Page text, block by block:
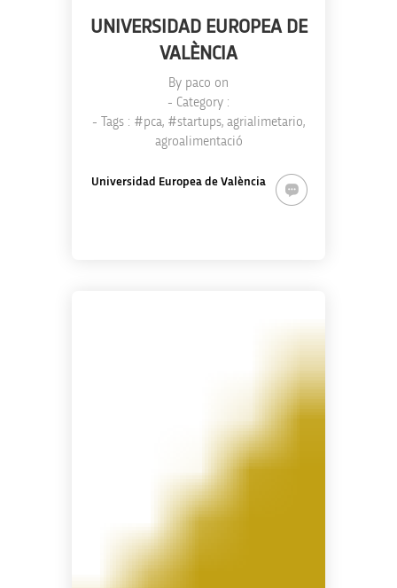
UNIVERSIDAD EUROPEA DE
VALÈNCIA
By paco on
- Category :
- Tags : #pca, #startups, agrialimetario,
agroalimentació
Universidad Europea de València